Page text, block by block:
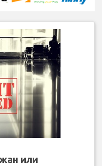
или